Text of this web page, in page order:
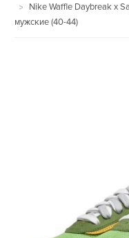
Nike Waffle Daybreak x
мужские (40-44)